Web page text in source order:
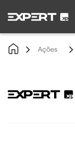
Ações